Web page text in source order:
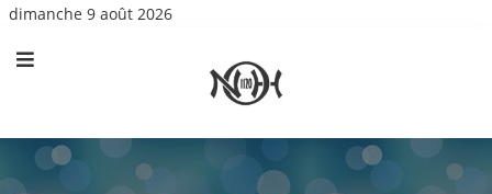
dimanche 9 août 2026